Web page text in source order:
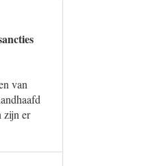
van
zijn er